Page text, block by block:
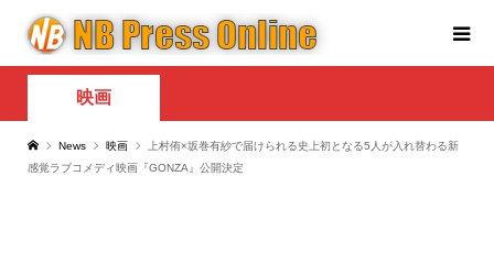
映画
News 映画
上村侑×坂巻有紗で届けられる史上初となる5人が入れ替わる新
感覚ラブコメディ映画『GONZA』公開決定